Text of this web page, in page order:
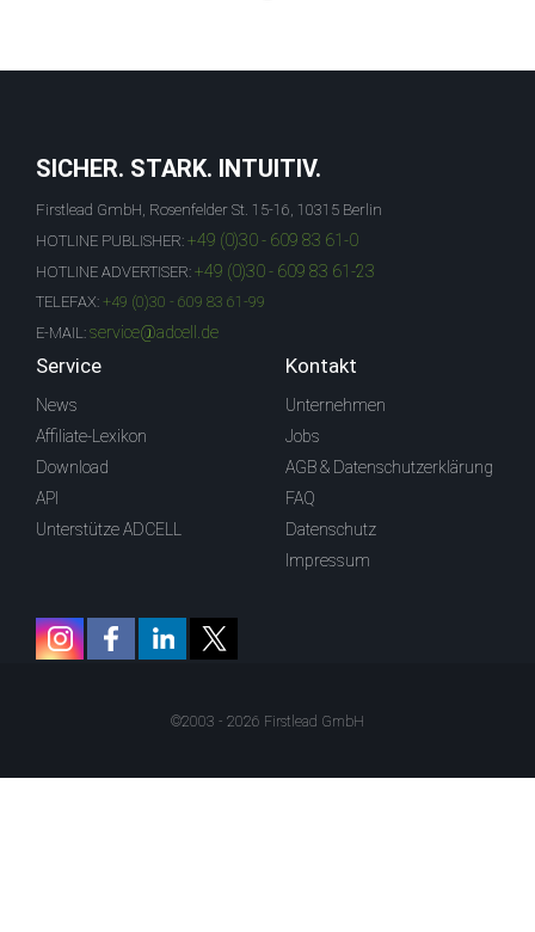
SICHER. STARK. INTUITIV.
Firstlead GmbH, Rosenfelder St. 15-16, 10315 Berlin
HOTLINE PUBLISHER: +49 (0)30 - 609 83 61-0
HOTLINE ADVERTISER: +49 (0)30 - 609 83 61-23
TELEFAX: +49 (0)30 - 609 83 61-99
E-MAIL: service@adcell.de
Service
News
Affiliate-Lexikon
Download
API
Unterstütze ADCELL
Kontakt
Unternehmen
Jobs
AGB & Datenschutzerklärung
FAQ
Datenschutz
Impressum
©2003 - 2026 Firstlead GmbH